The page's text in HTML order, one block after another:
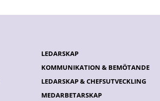
LEDARSKAP
KOMMUNIKATION & BEMÖTANDE
LEDARSKAP & CHEFSUTVECKLING
MEDARBETARSKAP